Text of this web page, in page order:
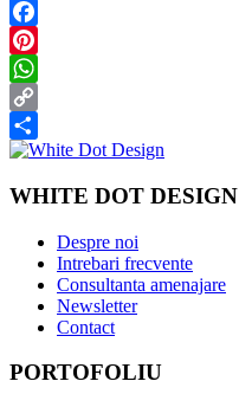
Facebook
Pinterest
WhatsApp
Copy
Link
Partajează
WHITE DOT DESIGN
Despre noi
Intrebari frecvente
Consultanta amenajare
Newsletter
Contact
PORTOFOLIU